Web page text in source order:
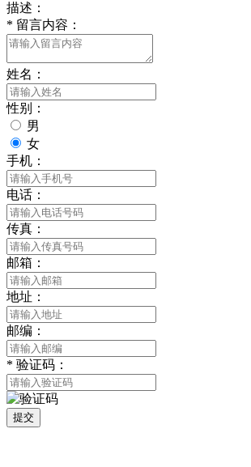
描述：
* 留言内容：
姓名：
性别：
男
女
手机：
电话：
传真：
邮箱：
地址：
邮编：
* 验证码：
提交